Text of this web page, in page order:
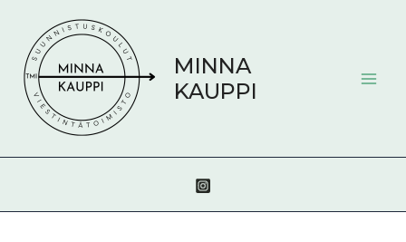
sisältöön
MINNA
KAUPPI
navigation